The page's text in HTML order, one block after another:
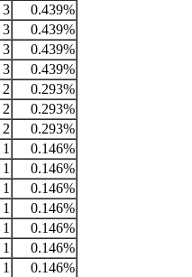
3
0.439%
3
0.439%
3
0.439%
3
0.439%
2
0.293%
2
0.293%
2
0.293%
1
0.146%
1
0.146%
1
0.146%
1
0.146%
1
0.146%
1
0.146%
1
0.146%